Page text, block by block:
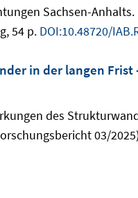
Sachsen-
54 p. DOI:10.48720/
in der langen Frist
des
03/